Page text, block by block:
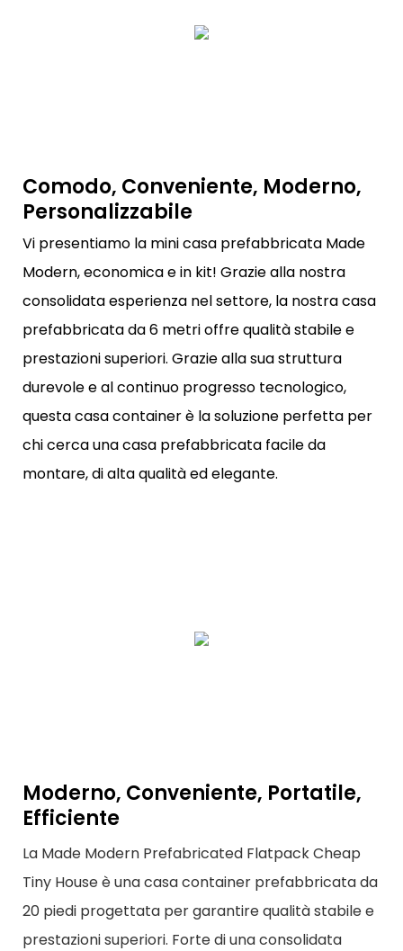
Comodo, Conveniente, Moderno,
Personalizzabile
Vi presentiamo la mini casa prefabbricata Made
Modern, economica e in kit! Grazie alla nostra
consolidata esperienza nel settore, la nostra casa
prefabbricata da 6 metri offre qualità stabile e
prestazioni superiori. Grazie alla sua struttura
durevole e al continuo progresso tecnologico,
questa casa container è la soluzione perfetta per
chi cerca una casa prefabbricata facile da
montare, di alta qualità ed elegante.
Moderno, Conveniente, Portatile,
Efficiente
La Made Modern Prefabricated Flatpack Cheap
Tiny House è una casa container prefabbricata da
20 piedi progettata per garantire qualità stabile e
prestazioni superiori. Forte di una consolidata